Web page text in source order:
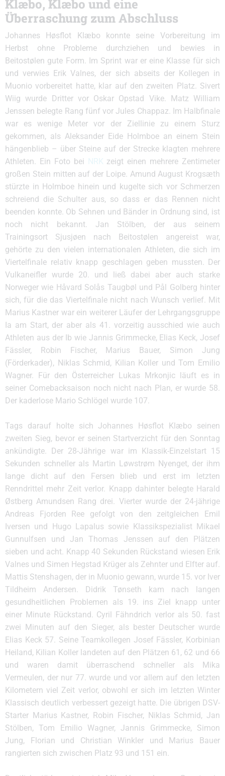
Klæbo, Klæbo und eine
Überraschung zum Abschluss
Johannes Høsflot Klæbo konnte seine Vorbereitung im
Herbst ohne Probleme durchziehen und bewies in
Beitostølen gute Form. Im Sprint war er eine Klasse für sich
und verwies Erik Valnes, der sich abseits der Kollegen in
Muonio vorbereitet hatte, klar auf den zweiten Platz. Sivert
Wiig wurde Dritter vor Oskar Opstad Vike. Matz William
Jenssen belegte Rang fünf vor Jules Chappaz. Im Halbfinale
war es wenige Meter vor der Ziellinie zu einem Sturz
gekommen, als Aleksander Eide Holmboe an einem Stein
hängenblieb – über Steine auf der Strecke klagten mehrere
Athleten. Ein Foto bei NRK zeigt einen mehrere Zentimeter
großen Stein mitten auf der Loipe. Amund August Krogsæth
stürzte in Holmboe hinein und kugelte sich vor Schmerzen
schreiend die Schulter aus, so dass er das Rennen nicht
beenden konnte. Ob Sehnen und Bänder in Ordnung sind, ist
noch nicht bekannt. Jan Stölben, der aus seinem
Trainingsort Sjusjøen nach Beitostølen angereist war,
gehörte zu den vielen internationalen Athleten, die sich im
Viertelfinale relativ knapp geschlagen geben mussten. Der
Vulkaneifler wurde 20. und ließ dabei aber auch starke
Norweger wie Håvard Solås Taugbøl und Pål Golberg hinter
sich, für die das Viertelfinale nicht nach Wunsch verlief. Mit
Marius Kastner war ein weiterer Läufer der Lehrgangsgruppe
Ia am Start, der aber als 41. vorzeitig ausschied wie auch
Athleten aus der Ib wie Jannis Grimmecke, Elias Keck, Josef
Fässler, Robin Fischer, Marius Bauer, Simon Jung
(Förderkader), Niklas Schmid, Kilian Koller und Tom Emilio
Wagner. Für den Österreicher Lukas Mrkonjic läuft es in
seiner Comebacksaison noch nicht nach Plan, er wurde 58.
Der kaderlose Mario Schlögel wurde 107.
Tags darauf holte sich Johannes Høsflot Klæbo seinen
zweiten Sieg, bevor er seinen Startverzicht für den Sonntag
ankündigte. Der 28-Jährige war im Klassik-Einzelstart 15
Sekunden schneller als Martin Løwstrøm Nyenget, der ihm
lange dicht auf den Fersen blieb und erst im letzten
Renndrittel mehr Zeit verlor. Knapp dahinter belegte Harald
Østberg Amundsen Rang drei. Vierter wurde der 24-jährige
Andreas Fjorden Ree gefolgt von den zeitgleichen Emil
Iversen und Hugo Lapalus sowie Klassikspezialist Mikael
Gunnulfsen und Jan Thomas Jenssen auf den Plätzen
sieben und acht. Knapp 40 Sekunden Rückstand wiesen Erik
Valnes und Simen Hegstad Krüger als Zehnter und Elfter auf.
Mattis Stenshagen, der in Muonio gewann, wurde 15. vor Iver
Tildheim Andersen. Didrik Tønseth kam nach langen
gesundheitlichen Problemen als 19. ins Ziel knapp unter
einer Minute Rückstand. Cyril Fähndrich verlor als 50. fast
zwei Minuten auf den Sieger, als bester Deutscher wurde
Elias Keck 57. Seine Teamkollegen Josef Fässler, Korbinian
Heiland, Kilian Koller landeten auf den Plätzen 61, 62 und 66
und waren damit überraschend schneller als Mika
Vermeulen, der nur 77. wurde und vor allem auf den letzten
Kilometern viel Zeit verlor, obwohl er sich im letzten Winter
Klassisch deutlich verbessert gezeigt hatte. Die übrigen DSV-
Starter Marius Kastner, Robin Fischer, Niklas Schmid, Jan
Stölben, Tom Emilio Wagner, Jannis Grimmecke, Simon
Jung, Florian und Christian Winkler und Marius Bauer
rangierten sich zwischen Platz 93 und 151 ein.